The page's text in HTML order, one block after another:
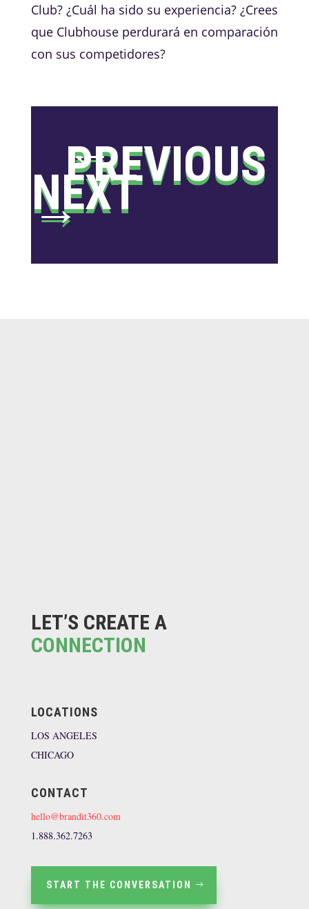
Club? ¿Cuál ha sido su experiencia? ¿Crees
que Clubhouse perdurará en comparación
con sus competidores?
←
PREVIOUS
NEXT
→
LET’S CREATE A
CONNECTION
LOCATIONS
LOS ANGELES
CHICAGO
CONTACT
hello@brandit360.com
1.888.362.7263
START THE CONVERSATION